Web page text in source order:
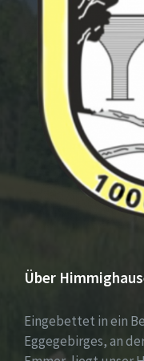
Über
Eingebettet in ein
Eggegebirges, an